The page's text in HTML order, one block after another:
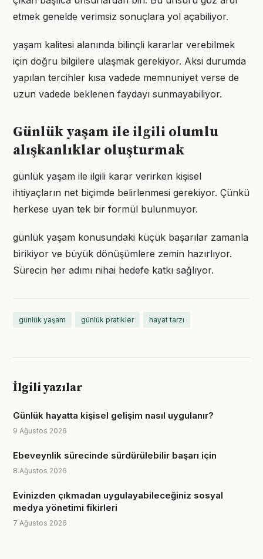
etmek genelde verimsiz sonuçlara yol açabiliyor.
yaşam kalitesi alanında bilinçli kararlar verebilmek
için doğru bilgilere ulaşmak gerekiyor. Aksi durumda
yapılan tercihler kısa vadede memnuniyet verse de
uzun vadede beklenen faydayı sunmayabiliyor.
Günlük yaşam ile ilgili olumlu
alışkanlıklar oluşturmak
günlük yaşam ile ilgili karar verirken kişisel
ihtiyaçların net biçimde belirlenmesi gerekiyor. Çünkü
herkese uyan tek bir formül bulunmuyor.
günlük yaşam konusundaki küçük başarılar zamanla
birikiyor ve büyük dönüşümlere zemin hazırlıyor.
Sürecin her adımı nihai hedefe katkı sağlıyor.
günlük yaşam günlük pratikler hayat tarzı
İlgili yazılar
Günlük hayatta kişisel gelişim nasıl uygulanır?
9 Ağustos 2026
Ebeveynlik sürecinde sürdürülebilir başarı için
8 Ağustos 2026
Evinizden çıkmadan uygulayabileceğiniz sosyal
medya yönetimi fikirleri
7 Ağustos 2026